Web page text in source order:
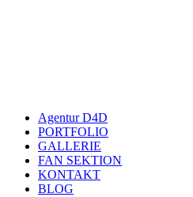
Close
Menu
Agentur D4D
PORTFOLIO
GALLERIE
FAN SEKTION
KONTAKT
BLOG